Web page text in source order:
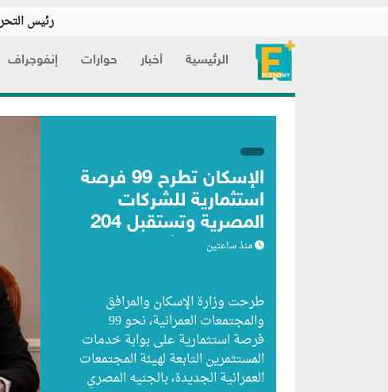
رئيس
الرئيسية أخبار حوارات إنفوجراف
الإسكان تطرح 99 فرصة
استثمارية للشركات
المصرية وتستقبل 204
طلبات من شركات
منذ ساعتين
طرحت وزارة الإسكان والمرافق
والمجتمعات العمرانية، نحو 99
فرصة استثمارية على بوابة خدمات
المستثمرين التابعة لهيئة المجتمعات
العمرانية الجديدة، بالجنيه المصري